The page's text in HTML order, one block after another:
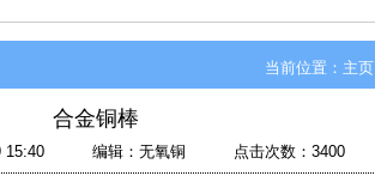
当前位置： 主页
合金铜棒
29 15:40 编辑：无氧铜 点击次数： 3400